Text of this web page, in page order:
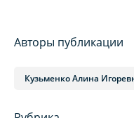
Авторы публикации
Кузьменко Алина